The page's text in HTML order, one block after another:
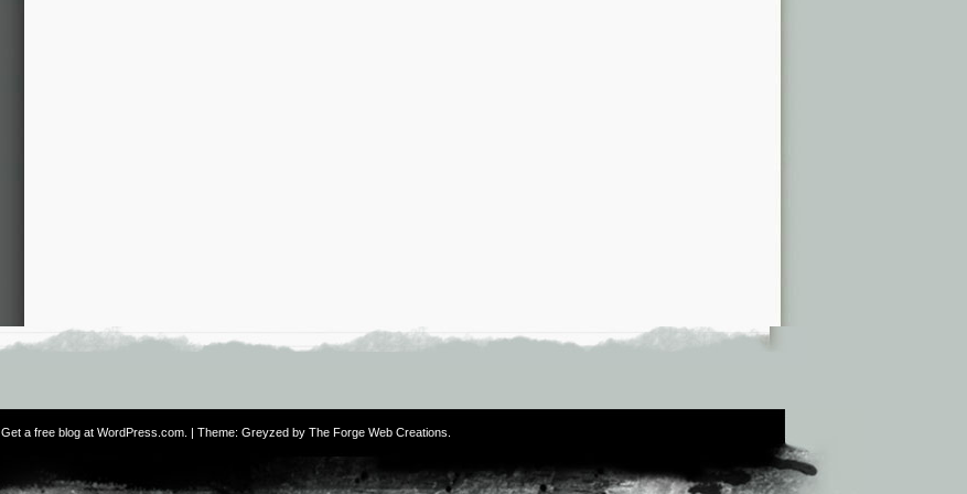
Get a free blog at WordPress.com . | Theme: Greyzed by The Forge Web Creations